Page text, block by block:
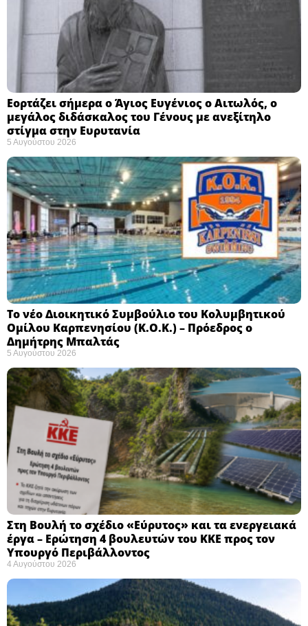
Εορτάζει σήμερα ο Άγιος Ευγένιος ο Αιτωλός, ο
μεγάλος διδάσκαλος του Γένους με ανεξίτηλο
στίγμα στην Ευρυτανία
5 Αυγούστου 2026
Το νέο Διοικητικό Συμβούλιο του Κολυμβητικού
Ομίλου Καρπενησίου (Κ.Ο.Κ.) – Πρόεδρος ο
Δημήτρης Μπαλτάς
5 Αυγούστου 2026
Στη Βουλή το σχέδιο «Εύρυτος» και τα ενεργειακά
έργα – Ερώτηση 4 βουλευτών του ΚΚΕ προς τον
Υπουργό Περιβάλλοντος
4 Αυγούστου 2026